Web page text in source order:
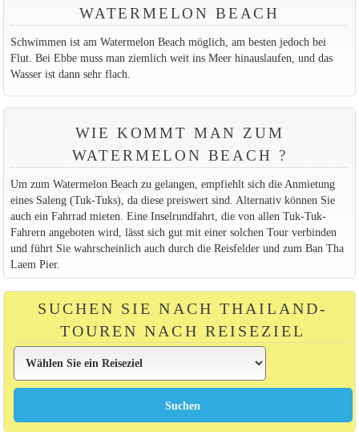
WATERMELON BEACH
Schwimmen ist am Watermelon Beach möglich, am besten jedoch bei
Flut. Bei Ebbe muss man ziemlich weit ins Meer hinauslaufen, und das
Wasser ist dann sehr flach.
WIE KOMMT MAN ZUM
WATERMELON BEACH ?
Um zum Watermelon Beach zu gelangen, empfiehlt sich die Anmietung
eines Saleng (Tuk-Tuks), da diese preiswert sind. Alternativ können Sie
auch ein Fahrrad mieten. Eine Inselrundfahrt, die von allen Tuk-Tuk-
Fahrern angeboten wird, lässt sich gut mit einer solchen Tour verbinden
und führt Sie wahrscheinlich auch durch die Reisfelder und zum Ban Tha
Laem Pier.
SUCHEN SIE NACH THAILAND-
TOUREN NACH REISEZIEL